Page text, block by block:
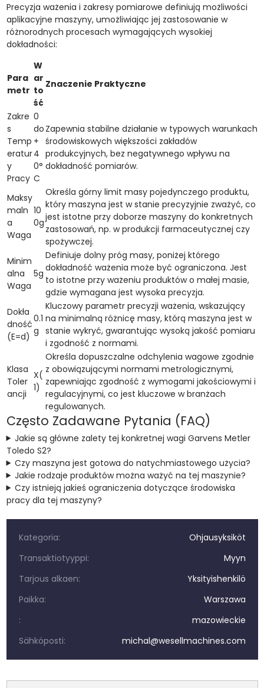
Precyzja ważenia i zakresy pomiarowe definiują możliwości
aplikacyjne maszyny, umożliwiając jej zastosowanie w
różnorodnych procesach wymagających wysokiej
dokładności:
Para
metr
W
ar
to
ść
Znaczenie Praktyczne
Zakre
s
Temp
eratur
y
Pracy
0
do
+
4
0°
C
Zapewnia stabilne działanie w typowych warunkach
środowiskowych większości zakładów
produkcyjnych, bez negatywnego wpływu na
dokładność pomiarów.
Maksy
maln
a
Waga
10
0g
Określa górny limit masy pojedynczego produktu,
który maszyna jest w stanie precyzyjnie zważyć, co
jest istotne przy doborze maszyny do konkretnych
zastosowań, np. w produkcji farmaceutycznej czy
spożywczej.
Minim
alna
Waga
5g
Definiuje dolny próg masy, poniżej którego
dokładność ważenia może być ograniczona. Jest
to istotne przy ważeniu produktów o małej masie,
gdzie wymagana jest wysoka precyzja.
Dokła
dność
(E=d)
0.1
g
Kluczowy parametr precyzji ważenia, wskazujący
na minimalną różnicę masy, którą maszyna jest w
stanie wykryć, gwarantując wysoką jakość pomiaru
i zgodność z normami.
Klasa
Toler
ancji
X(
1)
Określa dopuszczalne odchylenia wagowe zgodnie
z obowiązującymi normami metrologicznymi,
zapewniając zgodność z wymogami jakościowymi i
regulacyjnymi, co jest kluczowe w branżach
regulowanych.
Często Zadawane Pytania (FAQ)
Jakie są główne zalety tej konkretnej wagi Garvens Metler
Toledo S2?
Czy maszyna jest gotowa do natychmiastowego użycia?
Jakie rodzaje produktów można ważyć na tej maszynie?
Czy istnieją jakieś ograniczenia dotyczące środowiska
pracy dla tej maszyny?
Kategoria:
Ohjausyksiköt
Transaktiotyyppi:
Myyn
Tarjous alkaen:
Yksityishenkilö
Paikka:
Warszawa
:
mazowieckie
Sähköposti:
michal@wesellmachines.com